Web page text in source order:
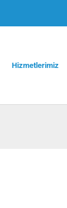
Hizmetlerimiz